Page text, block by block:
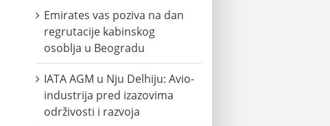
Emirates vas poziva na dan
regrutacije kabinskog
osoblja u Beogradu
IATA AGM u Nju Delhiju: Avio-
industrija pred izazovima
održivosti i razvoja